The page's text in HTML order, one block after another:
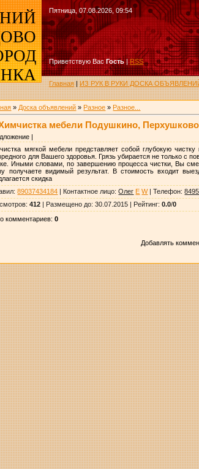
Пятница, 07.08.2026, 09:54
Приветствую Вас Гость|RSS
Главная|ИЗ РУК В РУКИ ДОСКА
» Доска объявлений » Разное » Разное...
мебели Подушкино, Перхушково
|
мягкой мебели представляет собой глубокую
для Вашего здоровья. Грязь убирается не только с
Иными словами, по завершению процесса чистки, Вы
получаете видимый результат. В стоимость входит
скидка
:89037434184 | Контактное лицо:Олег E W|Телефон:
:412 | Размещено до: 30.07.2015 | Рейтинг:0.0/0
комментариев:0
Добавлять